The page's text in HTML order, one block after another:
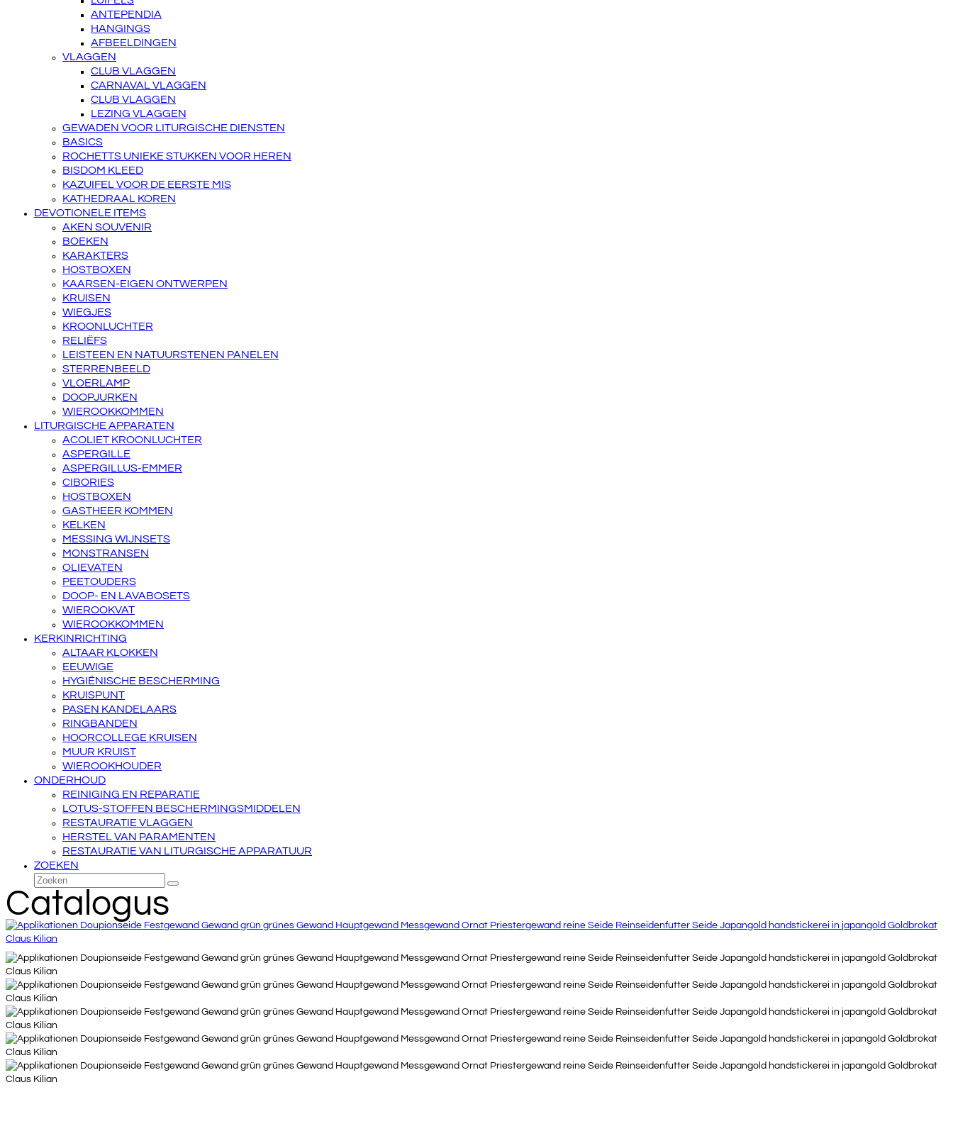
ANTEPENDIA
HANGINGS
AFBEELDINGEN
VLAGGEN
CLUB VLAGGEN
CARNAVAL VLAGGEN
CLUB VLAGGEN
LEZING VLAGGEN
GEWADEN VOOR LITURGISCHE DIENSTEN
BASICS
ROCHETTS UNIEKE STUKKEN VOOR HEREN
BISDOM KLEED
KAZUIFEL VOOR DE EERSTE MIS
KATHEDRAAL KOREN
DEVOTIONELE ITEMS
AKEN SOUVENIR
BOEKEN
KARAKTERS
HOSTBOXEN
KAARSEN-EIGEN ONTWERPEN
KRUISEN
WIEGJES
KROONLUCHTER
RELIËFS
LEISTEEN EN NATUURSTENEN PANELEN
STERRENBEELD
VLOERLAMP
DOOPJURKEN
WIEROOKKOMMEN
LITURGISCHE APPARATEN
ACOLIET KROONLUCHTER
ASPERGILLE
ASPERGILLUS-EMMER
CIBORIES
HOSTBOXEN
GASTHEER KOMMEN
KELKEN
MESSING WIJNSETS
MONSTRANSEN
OLIEVATEN
PEETOUDERS
DOOP- EN LAVABOSETS
WIEROOKVAT
WIEROOKKOMMEN
KERKINRICHTING
ALTAAR KLOKKEN
EEUWIGE
HYGIËNISCHE BESCHERMING
KRUISPUNT
PASEN KANDELAARS
RINGBANDEN
HOORCOLLEGE KRUISEN
MUUR KRUIST
WIEROOKHOUDER
ONDERHOUD
REINIGING EN REPARATIE
LOTUS-STOFFEN BESCHERMINGSMIDDELEN
RESTAURATIE VLAGGEN
HERSTEL VAN PARAMENTEN
RESTAURATIE VAN LITURGISCHE APPARATUUR
ZOEKEN
Zoeken
Verzenden
Catalogus